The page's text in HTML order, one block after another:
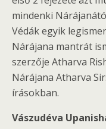
mindenki
Védák egyik
Nárájana mantrát
szerzője Atharva
Nárájana Atharva
írásokban.
Vászudéva